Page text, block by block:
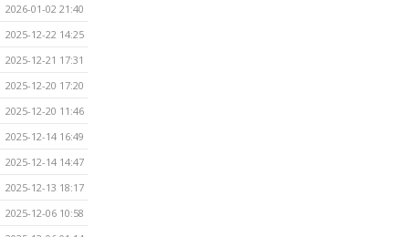
2026-01-02 21:40
2025-12-22 14:25
2025-12-21 17:31
2025-12-20 17:20
2025-12-20 11:46
2025-12-14 16:49
2025-12-14 14:47
2025-12-13 18:17
2025-12-06 10:58